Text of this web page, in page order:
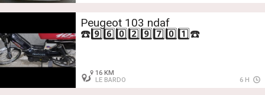
Peugeot 103 ndaf
☎️9️⃣6️⃣0️⃣2️⃣9️⃣7️⃣0️⃣1️⃣☎️
16 KM
LE BARDO
6 H